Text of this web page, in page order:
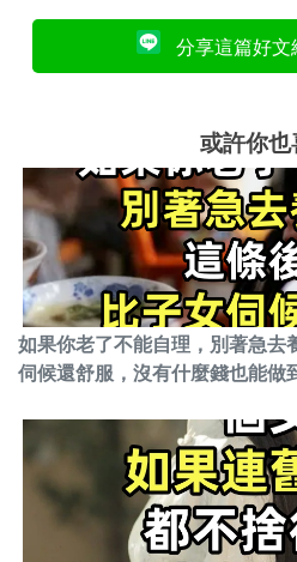
分享這篇好文
或許你也
如果你老了不能自理，別著急去
伺候還舒服，沒有什麼錢也能做